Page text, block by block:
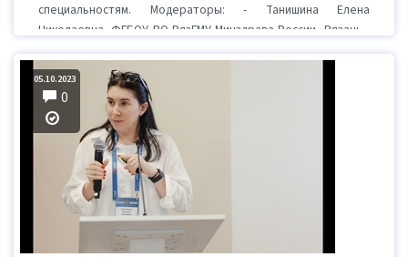
специальностям. Модераторы: - Танишина Елена
Николаевна, ФГБОУ ВО РязГМУ Минздрава России, Рязань -
Х...
05.10.2023
0